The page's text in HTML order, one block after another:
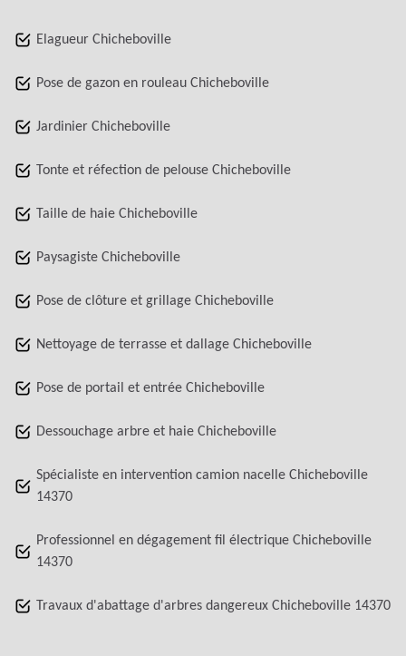
Elagueur Chicheboville
Pose de gazon en rouleau Chicheboville
Jardinier Chicheboville
Tonte et réfection de pelouse Chicheboville
Taille de haie Chicheboville
Paysagiste Chicheboville
Pose de clôture et grillage Chicheboville
Nettoyage de terrasse et dallage Chicheboville
Pose de portail et entrée Chicheboville
Dessouchage arbre et haie Chicheboville
Spécialiste en intervention camion nacelle Chicheboville
14370
Professionnel en dégagement fil électrique Chicheboville
14370
Travaux d'abattage d'arbres dangereux Chicheboville 14370